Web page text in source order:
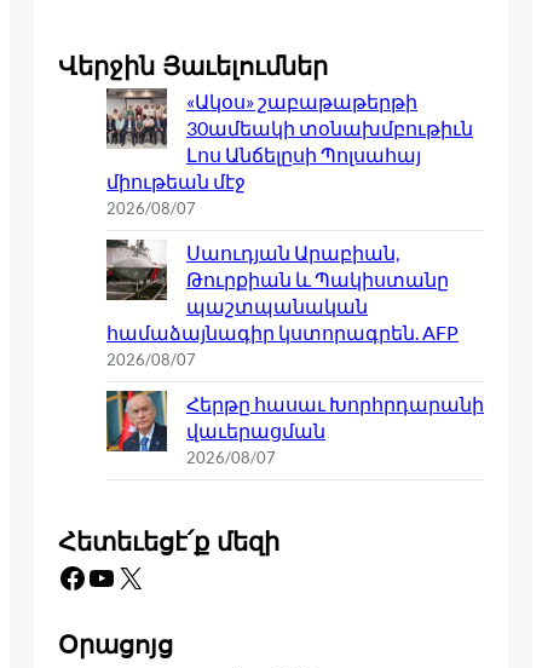
Վերջին Յաւելումներ
«Ակօս» շաբաթաթերթի
30ամեակի տօնախմբութիւն
Լոս Անճելըսի Պոլսահայ
միութեան մէջ
2026/08/07
Սաուդյան Արաբիան,
Թուրքիան և Պակիստանը
պաշտպանական
համաձայնագիր կստորագրեն. AFP
2026/08/07
Հերթը հասաւ Խորհրդարանի
վաւերացման
2026/08/07
Հետեւեցէ՛ք մեզի
Facebook YouTube X
Օրացոյց